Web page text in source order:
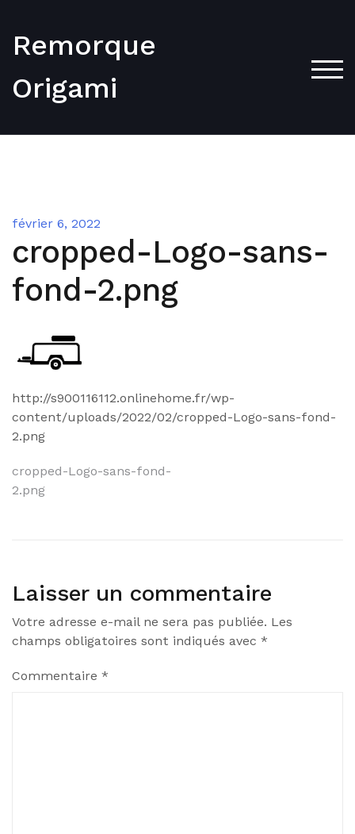
content
Remorque
Origami
février 6, 2022
cropped-Logo-sans-
fond-2.png
http://s900116112.onlinehome.fr/wp-
content/uploads/2022/02/cropped-Logo-sans-fond-
2.png
Navigation
de
cropped-Logo-sans-fond-
2.png
Laisser un commentaire
Votre adresse e-mail ne sera pas publiée. Les
champs obligatoires sont indiqués avec *
Commentaire *